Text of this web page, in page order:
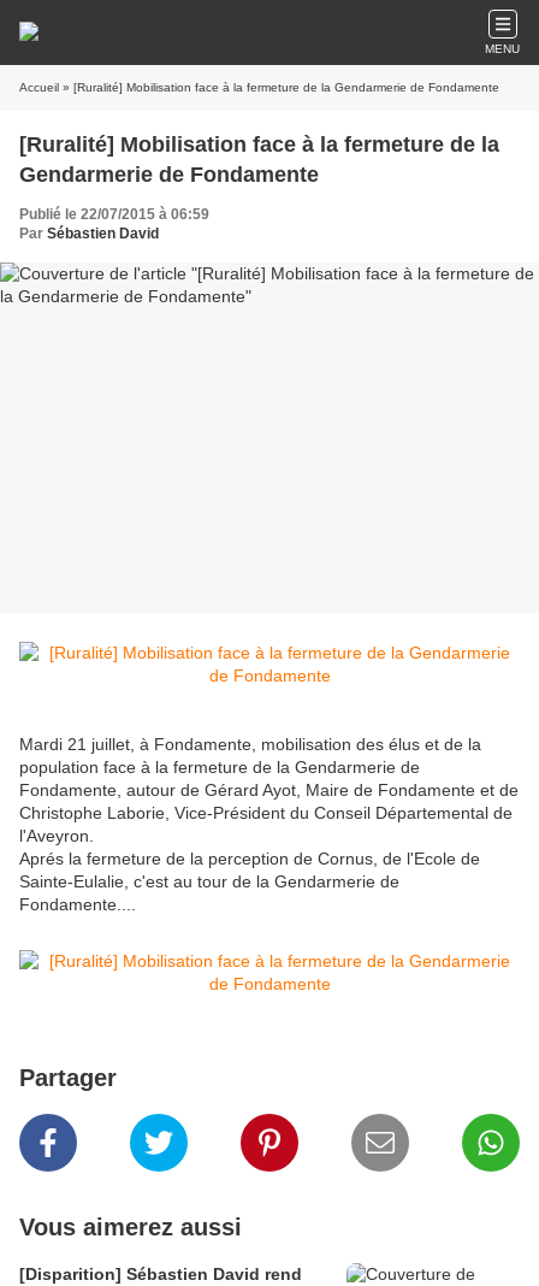
MENU
Accueil » [Ruralité] Mobilisation face à la fermeture de la Gendarmerie de Fondamente
[Ruralité] Mobilisation face à la fermeture de la
Gendarmerie de Fondamente
Publié le 22/07/2015 à 06:59
Par Sébastien David
Mardi 21 juillet, à Fondamente, mobilisation des élus et de la
population face à la fermeture de la Gendarmerie de
Fondamente, autour de Gérard Ayot, Maire de Fondamente et de
Christophe Laborie, Vice-Président du Conseil Départemental de
l'Aveyron.
Aprés la fermeture de la perception de Cornus, de l'Ecole de
Sainte-Eulalie, c'est au tour de la Gendarmerie de
Fondamente....
Partager
Vous aimerez aussi
[Disparition] Sébastien David rend